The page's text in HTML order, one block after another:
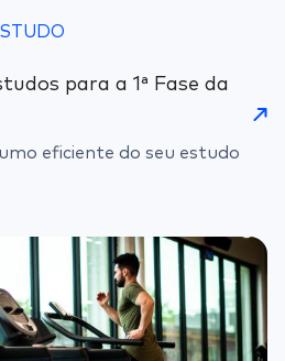
para a 1ª Fase da
eficiente do seu estudo